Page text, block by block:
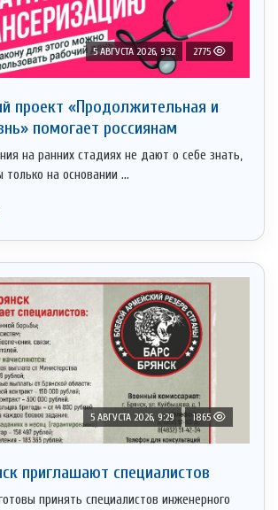
5 АВГУСТА 2026, 9:32 2775
проект «Продолжительная и
помогает россиянам
на ранних стадиях не дают о себе знать,
на основании ...
5 АВГУСТА 2026, 9:29 1865
приглaшают cпециaлистoв
принять специалистов инженерного